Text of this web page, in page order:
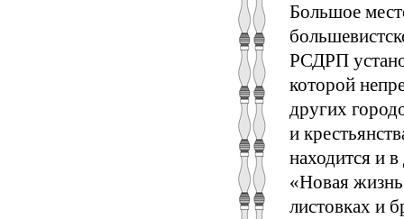
Большое
РСДРП
которой
других
и
находится и
«Новая
листовках и